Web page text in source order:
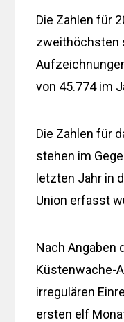
Die Zahlen für
zweithöchsten
von 45.774 im
Die Zahlen für
stehen im
letzten Jahr in
Union erfasst
Nach Angaben
Küstenwache-
irregulären
ersten elf